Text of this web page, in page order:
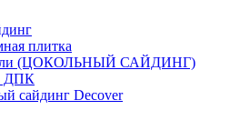
плитка
(ЦОКОЛЬНЫЙ САЙДИНГ)
ДПК
сайдинг Decover